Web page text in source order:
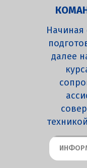
Начиная
далее